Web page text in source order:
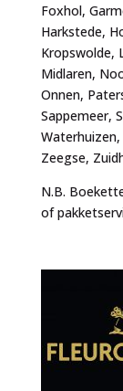
Foxhol,
Harkstede,
Kropswolde,
Midlaren,
Onnen,
Sappemeer,
Zeegse,
N.B.
of